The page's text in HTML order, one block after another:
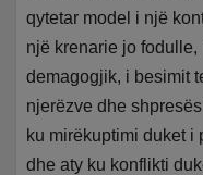
qytetar model i një
një krenarie jo
demagogjik, i besimit
njerëzve dhe
ku mirëkuptimi duket i
dhe aty ku konflikti